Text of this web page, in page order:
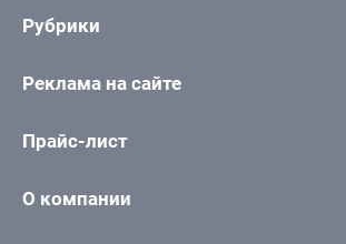
Рубрики
Реклама на сайте
Прайс-лист
О компании